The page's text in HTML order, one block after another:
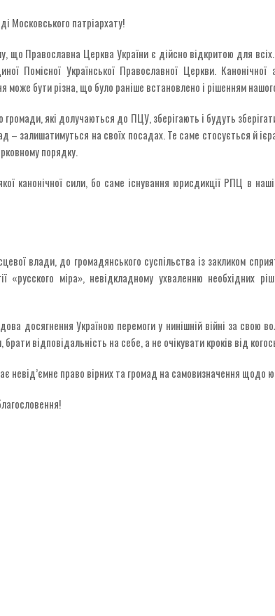
Московського патріархату!
що Православна Церква України є дійсно відкритою для
Помісної Української Православної Церкви. Канонічної
бути різна, що було раніше встановлено і рішенням
які долучаються до ПЦУ, зберігають і будуть
– залишатимуться на своїх посадах. Те саме стосується й
порядку.
канонічної сили, бо саме існування юрисдикції РПЦ в
влади, до громадянського суспільства із закликом
міра», невідкладному ухваленню необхідних
досягнення Україною перемоги у нинішній війні за свою
відповідальність на себе, а не очікувати кроків від
невід’ємне право вірних та громад на самовизначення щодо